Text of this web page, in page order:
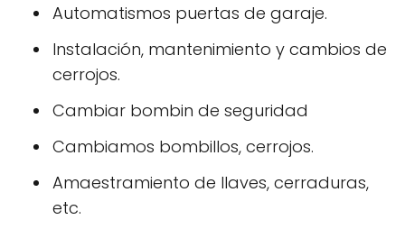
Automatismos puertas de garaje.
Instalación, mantenimiento y cambios de
cerrojos.
Cambiar bombin de seguridad
Cambiamos bombillos, cerrojos.
Amaestramiento de llaves, cerraduras,
etc.